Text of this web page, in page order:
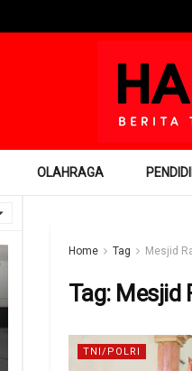
OLAHRAGA
Home Tag Mesjid
Tag: Mesjid
TNI/POLRI